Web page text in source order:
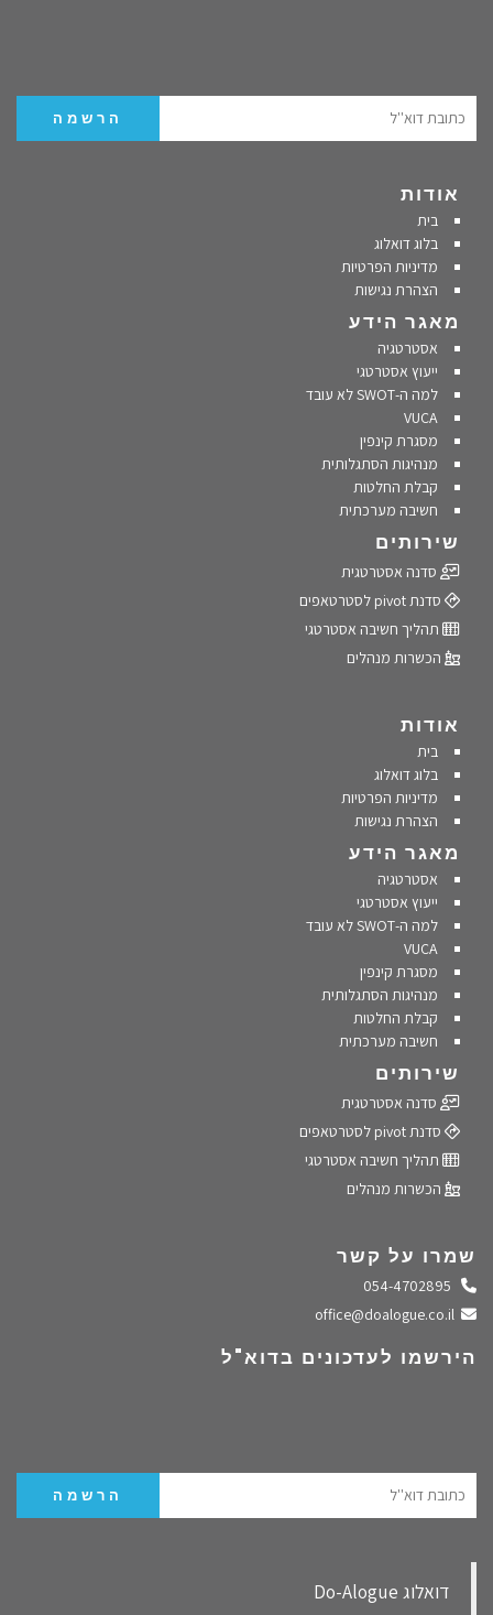
אודות
בית
בלוג דואלוג
מדיניות הפרטיות
הצהרת נגישות
מאגר הידע
אסטרטגיה
ייעוץ אסטרטגי
למה ה-SWOT לא עובד
VUCA
מסגרת קינפין
מנהיגות הסתגלותית
קבלת החלטות
חשיבה מערכתית
שירותים
סדנה אסטרטגית
סדנת pivot לסטרטאפים
תהליך חשיבה אסטרטגי
הכשרות מנהלים
אודות
בית
בלוג דואלוג
מדיניות הפרטיות
הצהרת נגישות
מאגר הידע
אסטרטגיה
ייעוץ אסטרטגי
למה ה-SWOT לא עובד
VUCA
מסגרת קינפין
מנהיגות הסתגלותית
קבלת החלטות
חשיבה מערכתית
שירותים
סדנה אסטרטגית
סדנת pivot לסטרטאפים
תהליך חשיבה אסטרטגי
הכשרות מנהלים
שמרו על קשר
התקשרו אלינו
שלחו מייל
הירשמו לעדכונים בדוא"ל
‏דואלוג Do-Alogue‏